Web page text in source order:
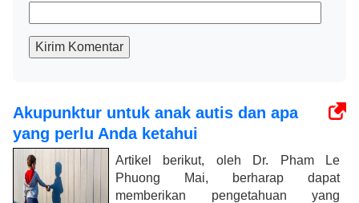
Kirim Komentar
Akupunktur untuk anak autis dan apa
yang perlu Anda ketahui
Artikel berikut, oleh Dr. Pham Le
Phuong Mai, berharap dapat
memberikan pengetahuan yang